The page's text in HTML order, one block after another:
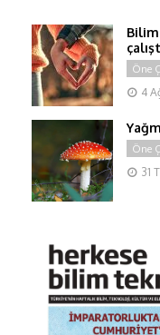
Bilim
Öne
4
Öne
31